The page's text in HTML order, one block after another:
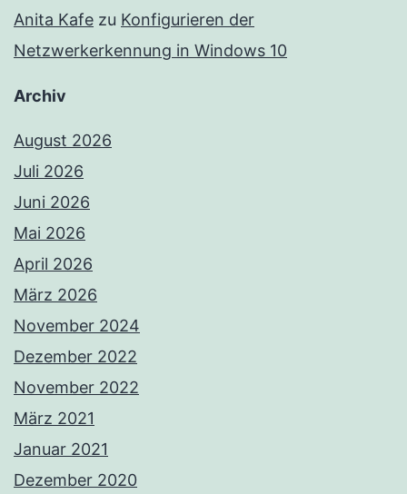
Anita Kafe zu Konfigurieren der
Netzwerkerkennung in Windows 10
Archiv
August 2026
Juli 2026
Juni 2026
Mai 2026
April 2026
März 2026
November 2024
Dezember 2022
November 2022
März 2021
Januar 2021
Dezember 2020